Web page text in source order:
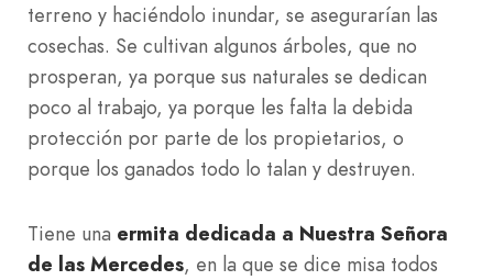
terreno y haciéndolo inundar, se asegurarían las
cosechas. Se cultivan algunos árboles, que no
prosperan, ya porque sus naturales se dedican
poco al trabajo, ya porque les falta la debida
protección por parte de los propietarios, o
porque los ganados todo lo talan y destruyen.
Tiene una ermita dedicada a Nuestra Señora
de las Mercedes, en la que se dice misa todos